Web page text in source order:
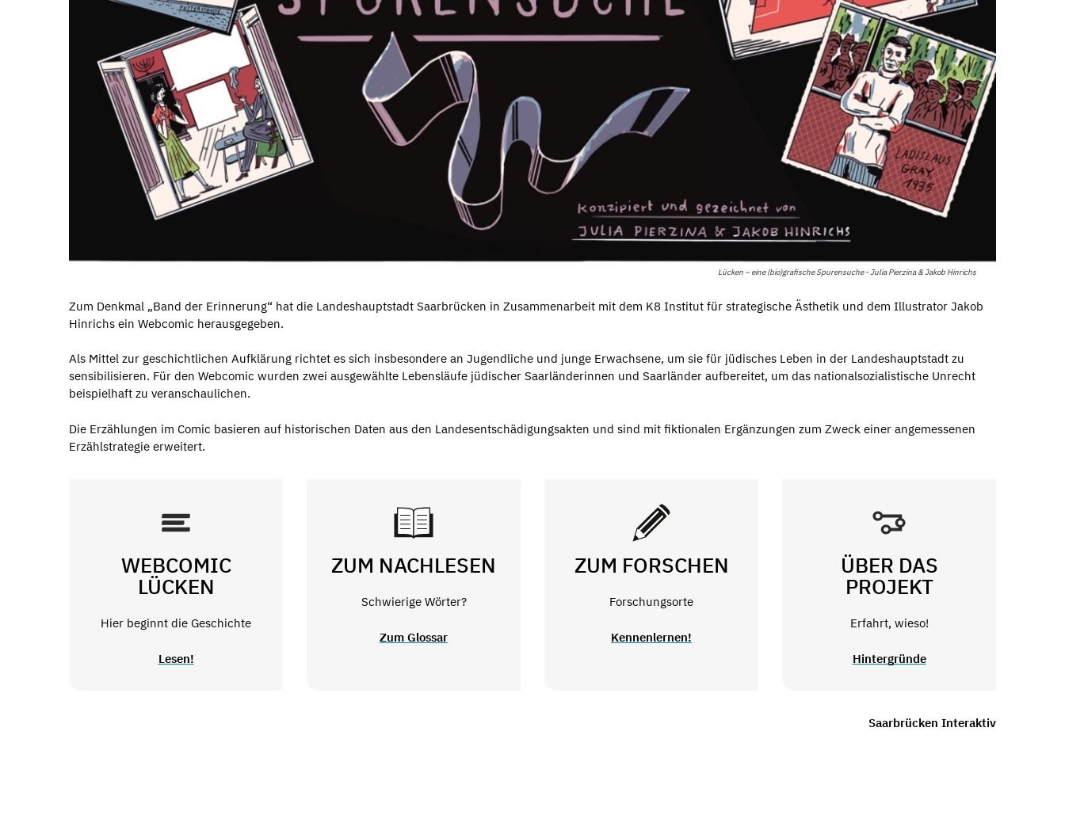
Lücken – eine (bio)grafische Spurensuche - Julia Pierzina & Jakob Hinrichs
Zum Denkmal „Band der Erinnerung“ hat die Landeshauptstadt Saarbrücken in Zusammenarbeit mit dem K8 Institut für strategische Ästhetik und dem Illustrator Jakob
Hinrichs ein Webcomic herausgegeben.
Als Mittel zur geschichtlichen Aufklärung richtet es sich insbesondere an Jugendliche und junge Erwachsene, um sie für jüdisches Leben in der Landeshauptstadt zu
sensibilisieren. Für den Webcomic wurden zwei ausgewählte Lebensläufe jüdischer Saarländerinnen und Saarländer aufbereitet, um das nationalsozialistische Unrecht
beispielhaft zu veranschaulichen.
Die Erzählungen im Comic basieren auf historischen Daten aus den Landesentschädigungsakten und sind mit fiktionalen Ergänzungen zum Zweck einer angemessenen
Erzählstrategie erweitert.
WEBCOMIC
LÜCKEN
Hier beginnt die Geschichte
Lesen!
ZUM NACHLESEN
Schwierige Wörter?
Zum Glossar
ZUM FORSCHEN
Forschungsorte
Kennenlernen!
ÜBER DAS
PROJEKT
Erfahrt, wieso!
Hintergründe
Saarbrücken Interaktiv